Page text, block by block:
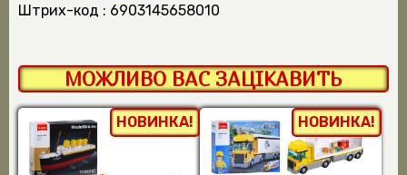
штрих-код : 6903145658010
МОЖЛИВО ВАС ЗАЦІКАВИТЬ
НОВИНКА! НОВИНКА!